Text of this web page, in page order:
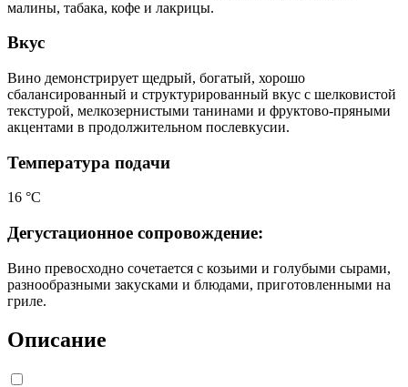
малины, табака, кофе и лакрицы.
Вкус
Вино демонстрирует щедрый, богатый, хорошо
сбалансированный и структурированный вкус с шелковистой
текстурой, мелкозернистыми танинами и фруктово-пряными
акцентами в продолжительном послевкусии.
Температура подачи
16 °С
Дегустационное сопровождение:
Вино превосходно сочетается с козьими и голубыми сырами,
разнообразными закусками и блюдами, приготовленными на
гриле.
Описание